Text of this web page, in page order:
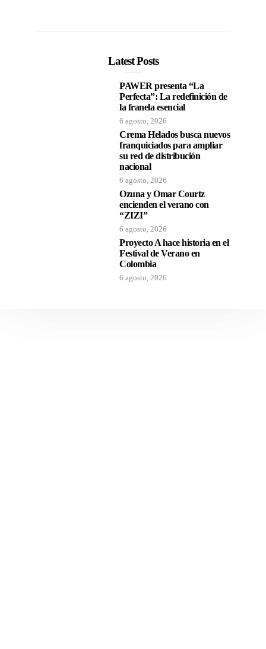
Latest Posts
PAWER presenta “La
Perfecta”: La redefinición de
la franela esencial
6 agosto, 2026
Crema Helados busca nuevos
franquiciados para ampliar
su red de distribución
nacional
6 agosto, 2026
Ozuna y Omar Courtz
encienden el verano con
“ZIZI”
6 agosto, 2026
Proyecto A hace historia en el
Festival de Verano en
Colombia
6 agosto, 2026